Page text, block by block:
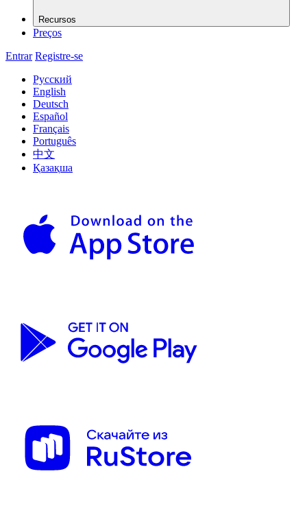
Recursos
Preços
Entrar Registre-se
Русский
English
Deutsch
Español
Français
Português
中文
Қазақша